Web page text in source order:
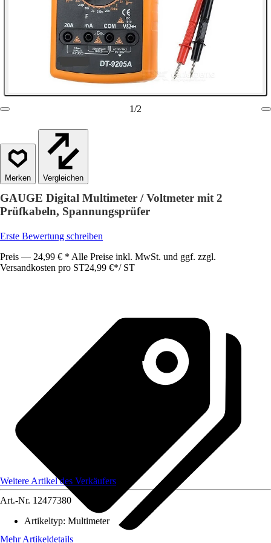
1/2
Vergleichen
GAUGE Digital Multimeter / Voltmeter mit 2
Prüfkabeln, Spannungsprüfer
Erste Bewertung schreiben
Preis — 24,99 € * Alle Preise inkl. MwSt. und ggf. zzgl.
Versandkosten pro ST24,99 €*/ ST
Weitere Artikel des Verkäufers
Art.-Nr. 12477380
Artikeltyp: Multimeter
Mehr Artikeldetails